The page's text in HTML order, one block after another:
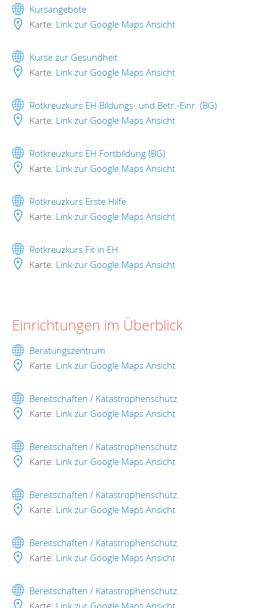
Kursangebote
Karte: Link zur Google Maps Ansicht
Kurse zur Gesundheit
Karte: Link zur Google Maps Ansicht
Rotkreuzkurs EH Bildungs- und Betr.-Einr. (BG)
Karte: Link zur Google Maps Ansicht
Rotkreuzkurs EH Fortbildung (BG)
Karte: Link zur Google Maps Ansicht
Rotkreuzkurs Erste Hilfe
Karte: Link zur Google Maps Ansicht
Rotkreuzkurs Fit in EH
Karte: Link zur Google Maps Ansicht
Einrichtungen im Überblick
Beratungszentrum
Karte: Link zur Google Maps Ansicht
Bereitschaften / Katastrophenschutz
Karte: Link zur Google Maps Ansicht
Bereitschaften / Katastrophenschutz
Karte: Link zur Google Maps Ansicht
Bereitschaften / Katastrophenschutz
Karte: Link zur Google Maps Ansicht
Bereitschaften / Katastrophenschutz
Karte: Link zur Google Maps Ansicht
Bereitschaften / Katastrophenschutz
Karte: Link zur Google Maps Ansicht